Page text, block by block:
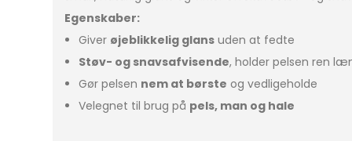
Egenskaber:
Giver øjeblikkelig glansuden at fedte
Støv- og snavsafvisende, holder pelsen ren
Gør pelsen nem at børste og vedligeholde
Velegnet til brug på pels, man og hale